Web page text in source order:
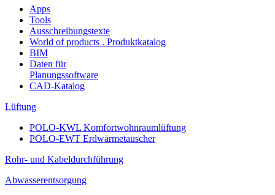
Apps
Tools
Ausschreibungstexte
World of products . Produktkatalog
BIM
Daten für
Planungssoftware
CAD-Katalog
Lüftung
POLO-KWL Komfortwohnraumlüftung
POLO-EWT Erdwärmetauscher
Rohr- und Kabeldurchführung
Abwasserentsorgung